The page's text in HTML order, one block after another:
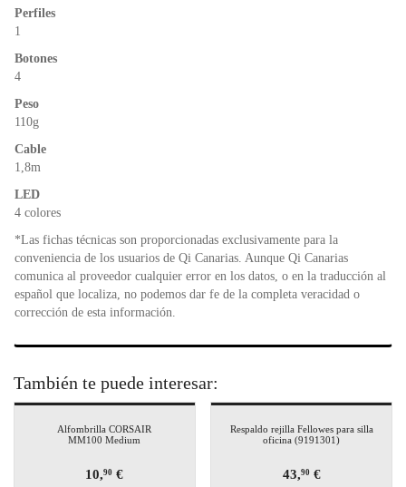
Perfiles
1
Botones
4
Peso
110g
Cable
1,8m
LED
4 colores
*Las fichas técnicas son proporcionadas exclusivamente para la
conveniencia de los usuarios de Qi Canarias. Aunque Qi Canarias
comunica al proveedor cualquier error en los datos, o en la traducción al
español que localiza, no podemos dar fe de la completa veracidad o
corrección de esta información.
También te puede interesar:
Alfombrilla CORSAIR
MM100 Medium
10,90 €
Respaldo rejilla Fellowes para silla
oficina (9191301)
43,90€